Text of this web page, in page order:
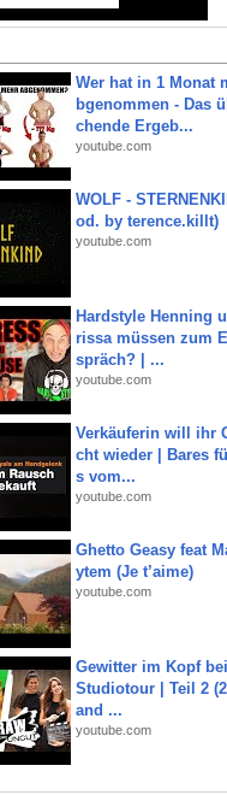
Wer hat in 1 Monat
bgenommen - Das
chende Ergeb...
youtube.com
WOLF -
od. by terence.killt)
youtube.com
Hardstyle Henning
rissa müssen zum
spräch? | ...
youtube.com
Verkäuferin will ihr
cht wieder | Bares
s vom...
youtube.com
Ghetto Geasy feat
ytem (Je t’aime)
youtube.com
Gewitter im Kopf bei
Studiotour | Teil 2
and ...
youtube.com